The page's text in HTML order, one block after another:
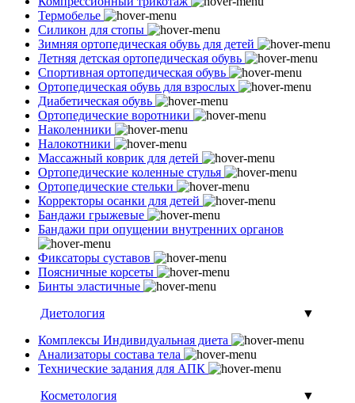
Термобелье
Силикон для стопы
Зимняя ортопедическая обувь для детей
Летняя детская ортопедическая обувь
Спортивная ортопедическая обувь
Ортопедическая обувь для взрослых
Диабетическая обувь
Ортопедические воротники
Наколенники
Налокотники
Массажный коврик для детей
Ортопедические коленные стулья
Ортопедические стельки
Корректоры осанки для детей
Бандажи грыжевые
Бандажи при опущении внутренних органов
Фиксаторы суставов
Поясничные корсеты
Бинты эластичные
Диетология
▼
Комплексы Индивидуальная диета
Анализаторы состава тела
Технические задания для АПК
Косметология
▼